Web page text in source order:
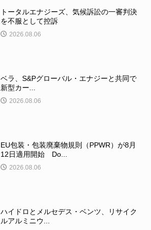
トータルエナジーズ、気候訴訟の一審判決
を不服として控訴
2026.08.06
ベラ、S&Pグローバル・エナジーと共同で
新型カー...
2026.08.06
EU包装・包装廃棄物規則（PPWR）が8月
12日適用開始 Do...
2026.08.06
ハイドロとメルセデス・ベンツ、リサイク
ルアルミニウ...